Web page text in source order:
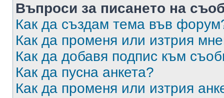
Въпроси за писането на
Как да създам тема във
Как да променя или изтрия
Как да добавя подпис към
Как да пусна анкета?
Как да променя или изтрия